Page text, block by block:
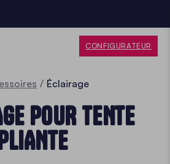
CONFIGURATEUR
Éclairage
POUR TENTE